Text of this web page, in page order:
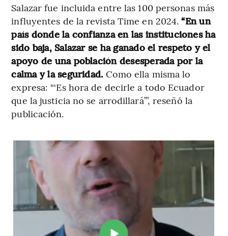
Salazar fue incluida entre las 100 personas más
influyentes de la revista Time en 2024.“En un
país donde la confianza en las instituciones ha
sido baja, Salazar se ha ganado el respeto y el
apoyo de una población desesperada por la
calma y la seguridad. Como ella misma lo
expresa: “‘Es hora de decirle a todo Ecuador
que la justicia no se arrodillará’”, reseñó la
publicación.